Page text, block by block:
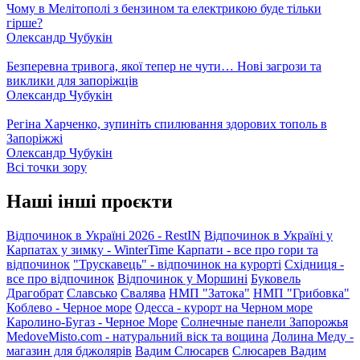
Чому в Мелітополі з бензином та електрикою буде тільки
гірше?
Олександр Чубукін
Безперевна тривога, якої тепер не чути… Нові загрози та
виклики для запоріжців
Олександр Чубукін
Регіна Харченко, зупиніть спилювання здорових тополь в
Запоріжжі
Олександр Чубукін
Всі точки зору
Наші інші проєкти
Відпочинок в Україні 2026 - RestIN Відпочинок в Україні у
Карпатах у зимку - WinterTime Карпати - все про гори та
відпочинок "Трускавець" - відпочинок на курорті Східниця -
все про відпочинок Відпочинок у Моршині Буковель
Драгобрат Славсько Свалява НМП "Затока" НМП "Грибовка"
Коблево - Черное море Одесса - курорт на Черном море
Каролино-Бугаз - Черное Море Солнечные панели Запорожья
MedoveMisto.com - натуральний віск та вощина Долина Меду -
магазин для бджолярів Вадим Слюсарєв Слюсарев Вадим